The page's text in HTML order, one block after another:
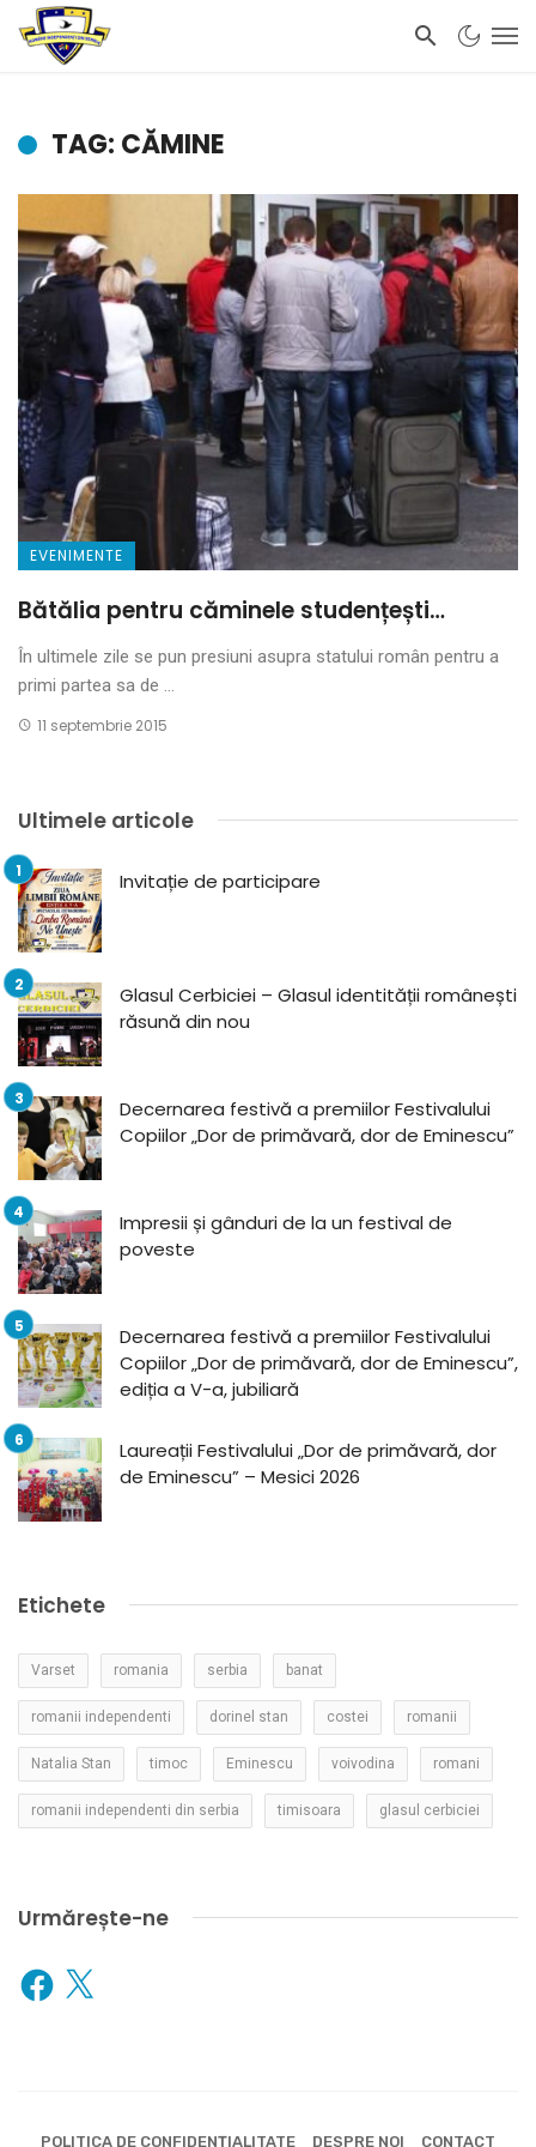
TAG: CĂMINE
EVENIMENTE
Bătălia pentru căminele studențești…
În ultimele zile se pun presiuni asupra statului român pentru a
primi partea sa de ...
11 septembrie 2015
Ultimele articole
Invitație de participare
Glasul Cerbiciei – Glasul identității românești
răsună din nou
Decernarea festivă a premiilor Festivalului
Copiilor „Dor de primăvară, dor de Eminescu”
Impresii și gânduri de la un festival de
poveste
Decernarea festivă a premiilor Festivalului
Copiilor „Dor de primăvară, dor de Eminescu”,
ediția a V-a, jubiliară
Laureații Festivalului „Dor de primăvară, dor
de Eminescu” – Mesici 2026
Etichete
Varset romania serbia banat
romanii independenti dorinel stan costei romanii
Natalia Stan timoc Eminescu voivodina romani
romanii independenti din serbia timisoara glasul cerbiciei
Urmărește-ne
Facebook
X
POLITICA DE CONFIDENȚIALITATE DESPRE NOI CONTACT